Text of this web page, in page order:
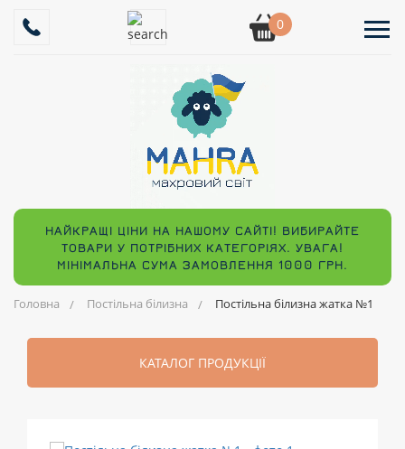
0
НАЙКРАЩІ ЦІНИ НА НАШОМУ САЙТІ! ВИБИРАЙТЕ
ТОВАРИ У ПОТРІБНИХ КАТЕГОРІЯХ. УВАГА!
МІНІМАЛЬНА СУМА ЗАМОВЛЕННЯ 1000 ГРН.
Головна Постільна білизна Постільна білизна жатка №1
КАТАЛОГ ПРОДУКЦІЇ